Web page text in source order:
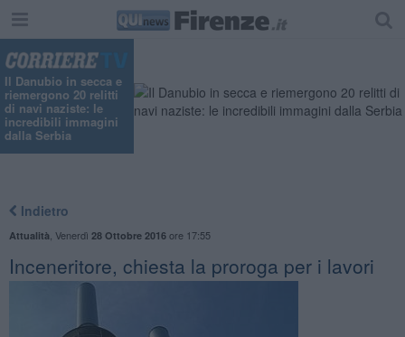
Il Danubio in secca e
riemergono 20 relitti
di navi naziste: le
incredibili immagini
dalla Serbia
Indietro
Attualità Venerdì 28 Ottobre 2016ore 17:55
Inceneritore, chiesta la proroga per i lavori